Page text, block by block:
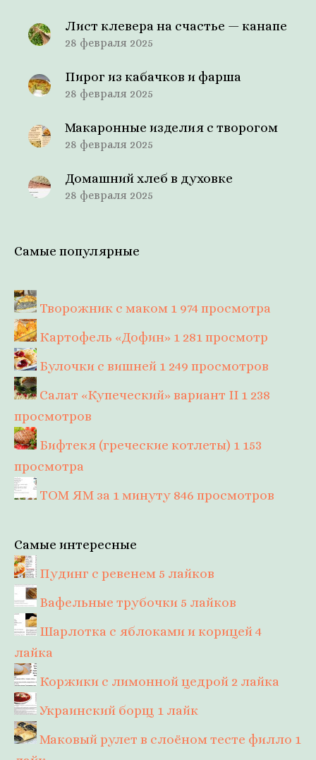
Лист клевера на счастье — канапе
28 февраля 2025
Пирог из кабачков и фарша
28 февраля 2025
Макаронные изделия с творогом
28 февраля 2025
Домашний хлеб в духовке
28 февраля 2025
Самые популярные
Творожник с маком 1 974 просмотра
Картофель «Дофин» 1 281 просмотр
Булочки с вишней 1 249 просмотров
Салат «Купеческий» вариант II 1 238
просмотров
Бифтекя (греческие котлеты) 1 153
просмотра
ТОМ ЯМ за 1 минуту 846 просмотров
Самые интересные
Пудинг с ревенем 5 лайков
Вафельные трубочки 5 лайков
Шарлотка с яблоками и корицей4
лайка
Коржики с лимонной цедрой 2 лайка
Украинский борщ 1 лайк
Маковый рулет в слоёном тесте филло 1